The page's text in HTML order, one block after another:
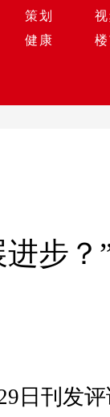
策划
健康
步
日刊发